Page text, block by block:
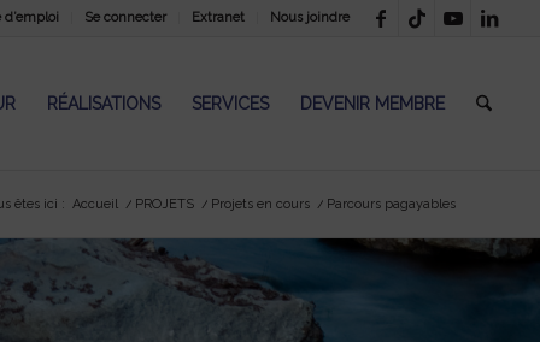
d’emploi Se connecter Extranet Nous joindre
RÉALISATIONS SERVICES DEVENIR MEMBRE
êtes ici : Accueil / PROJETS / Projets en cours / Parcours pagayables